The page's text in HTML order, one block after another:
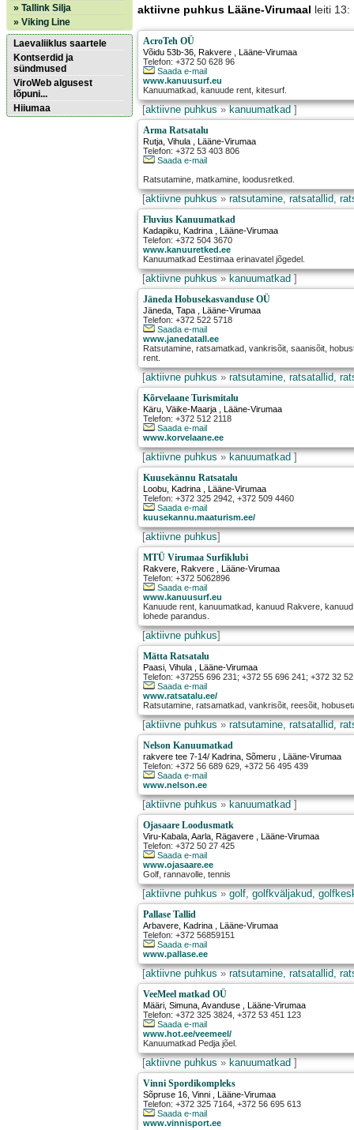
» Tallink Silja
» Viking Line
Laevaliiklus saartele
Kontserdid ja
sündmused
ViroWeb algusest
lõpuni...
Hiiumaa
aktiivne puhkus Lääne-Virumaal leiti
AcroTeh OÜ
Võidu 53b-36 Rakvere , Lääne-Virumaa
Telefon: +372 50 628 96
Saada e-mail
www.kanuusurf.eu
Kanuumatkad, kanuude rent, kitesurf.
[aktiivne puhkus»kanuumatkad]
Arma Ratsatalu
Rutja ,Vihula , Lääne-Virumaa
Telefon: +372 53 403 806
Saada e-mail
Ratsutamine, matkamine, loodusretked.
[aktiivne puhkus»ratsutamine, ratsatallid,
Fluvius Kanuumatkad
Kadapiku Kadrina , Lääne-Virumaa
Telefon: +372 504 3670
www.kanuuretked.ee
Kanuumatkad Eestimaa erinavatel jõgedel.
[aktiivne puhkus»kanuumatkad]
Jäneda Hobusekasvanduse OÜ
Jäneda ,Tapa , Lääne-Virumaa
Telefon: +372 522 5718
Saada e-mail
www.janedatall.ee
Ratsutamine, ratsamatkad, vankrisõit, saanisõit,
rent.
[aktiivne puhkus»ratsutamine, ratsatallid,
Kõrvelaane Turismitalu
Käru ,Väike-Maarja , Lääne-Virumaa
Telefon: +372 512 2118
Saada e-mail
www.korvelaane.ee
[aktiivne puhkus»kanuumatkad]
Kuusekännu Ratsatalu
Loobu Kadrina , Lääne-Virumaa
Telefon: +372 325 2942, +372 509 4460
Saada e-mail
kuusekannu.maaturism.ee/
[aktiivne puhkus]
MTÜ Virumaa Surfiklubi
Rakvere Rakvere , Lääne-Virumaa
Telefon: +372 5062896
Saada e-mail
www.kanuusurf.eu
Kanuude rent, kanuumatkad, kanuud Rakvere,
lohede parandus.
[aktiivne puhkus]
Mätta Ratsatalu
Paasi ,Vihula , Lääne-Virumaa
Telefon: +37255 696 231; +372 55 696 241; +372 32
Saada e-mail
www.ratsatalu.ee/
Ratsutamine, ratsamatkad, vankrisõit, reesõit,
[aktiivne puhkus»ratsutamine, ratsatallid,
Nelson Kanuumatkad
rakvere tee 7-14/ Kadrina ,Sõmeru , Lääne-Virumaa
Telefon: +372 56 689 629, +372 56 495 439
Saada e-mail
www.nelson.ee
[aktiivne puhkus»kanuumatkad]
Ojasaare Loodusmatk
Viru-Kabala, Aarla Rägavere , Lääne-Virumaa
Telefon: +372 50 27 425
Saada e-mail
www.ojasaare.ee
Golf, rannavolle, tennis
[aktiivne puhkus»golf, golfkväljakud,
Pallase Tallid
Arbavere Kadrina , Lääne-Virumaa
Telefon: +372 56859151
Saada e-mail
www.pallase.ee
[aktiivne puhkus»ratsutamine, ratsatallid,
VeeMeel matkad OÜ
Määri, Simuna ,Avanduse , Lääne-Virumaa
Telefon: +372 325 3824, +372 53 451 123
Saada e-mail
www.hot.ee/veemeel/
Kanuumatkad Pedja jõel.
[aktiivne puhkus»kanuumatkad]
Vinni Spordikompleks
Sõpruse 16 ,Vinni , Lääne-Virumaa
Telefon: +372 325 7164, +372 56 695 613
Saada e-mail
www.vinnisport.ee